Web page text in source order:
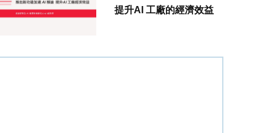
提升AI 工廠的經濟效益